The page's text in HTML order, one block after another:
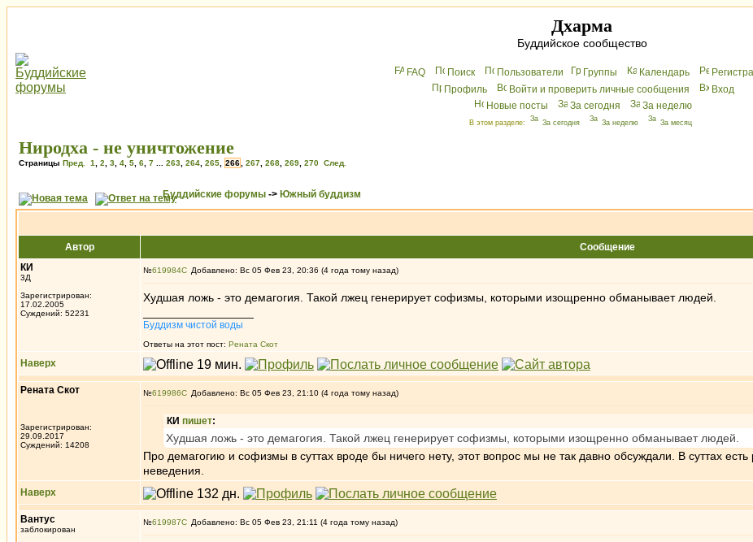
Дхарма
Буддийское сообщество
FAQ Поиск Пользователи Группы Календарь
Профиль
Войти и проверить личные сообщения
Вхoд
Новые посты
За сегодня За неделю
В этом разделе: За сегодня За неделю За месяц
Ниродха - не уничтожение
Страницы Пред. 1 2 3 4 5 6 7 263 264 265 266 267 268 269 270 След.
Буддийские форумы -> Южный буддизм
Автор
Сообщение
КИ
3Д
Зарегистрирован:
17.02.2005
Суждений: 52231
№619984 Добавлено: Вс 05 Фев 23, 20:36 (4 года тому назад)
Худшая ложь - это демагогия. Такой лжец генерирует софизмы, которыми изощренно обманывает людей.
Буддизм чистой воды
Ответы на этот пост: Рената Скот
Наверх
Рената Скот
Зарегистрирован:
29.09.2017
Суждений: 14208
№619986 Добавлено: Вс 05 Фев 23, 21:10 (4 года тому назад)
КИ пишет:
Худшая ложь - это демагогия. Такой лжец генерирует софизмы, которыми изощренно обманывает людей.
Про демагогию и софизмы в суттах вроде бы ничего нету, этот вопрос мы не так давно обсуждали. В суттах
неведения.
Наверх
Вантус
заблокирован
№619987 Добавлено: Вс 05 Фев 23, 21:11 (4 года тому назад)